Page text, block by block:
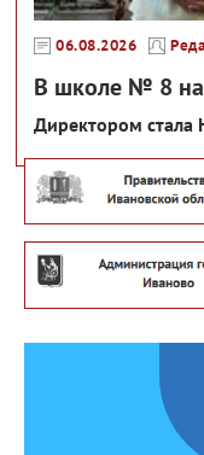
06.08.2026
В школе № 8
Директором стала